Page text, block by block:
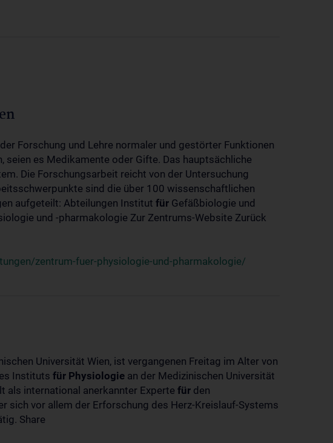
Forschung und Lehre normaler und gestörter Funktionen
es Medikamente oder Gifte. Das hauptsächliche
Die Forschungsarbeit reicht von der Untersuchung
sind die über 100 wissenschaftlichen
aufgeteilt: Abteilungen Institut für Gefäßbiologie und
und -pharmakologie Zur Zentrums-Website Zurück
zentrum-fuer-physiologie-und-pharmakologie/
Universität Wien, ist vergangenen Freitag im Alter von
Instituts für Physiologie an der Medizinischen Universität
als international anerkannter Experte für den
sich vor allem der Erforschung des Herz-Kreislauf-Systems
Share